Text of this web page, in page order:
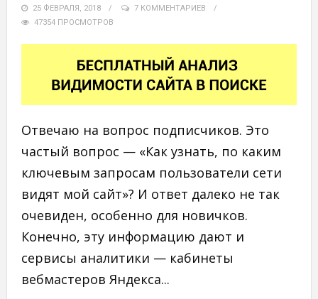
25 ФЕВРАЛЯ, 2018
7 КОММЕНТАРИЕВ
47354 ПРОСМОТРОВ
Отвечаю на вопрос подписчиков. Это
частый вопрос — «Как узнать, по каким
ключевым запросам пользователи сети
видят мой сайт»? И ответ далеко не так
очевиден, особенно для новичков.
Конечно, эту информацию дают и
сервисы аналитики — кабинеты
вебмастеров Яндекса...